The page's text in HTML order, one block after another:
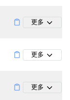
更多
更多
更多